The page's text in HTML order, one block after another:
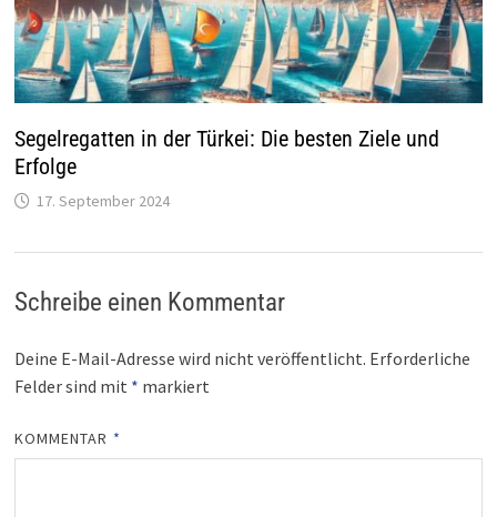
Segelregatten in der Türkei: Die besten Ziele und
Erfolge
17. September 2024
Schreibe einen Kommentar
Deine E-Mail-Adresse wird nicht veröffentlicht. Erforderliche
Felder sind mit * markiert
KOMMENTAR *